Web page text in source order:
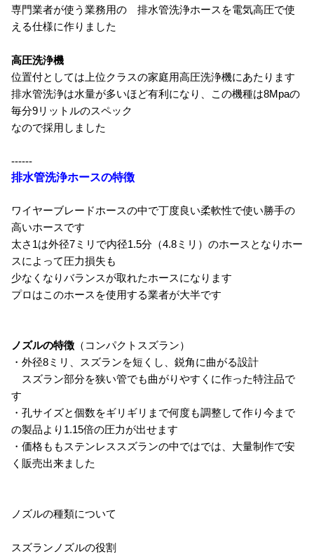
専門業者が使う業務用の 排水管洗浄ホースを電気高圧で使
える仕様に作りました
高圧洗浄機
位置付としては上位クラスの家庭用高圧洗浄機にあたります
排水管洗浄は水量が多いほど有利になり、この機種は8Mpaの
毎分9リットルのスペック
なので採用しました
------
排水管洗浄ホースの特徴
ワイヤーブレードホースの中で丁度良い柔軟性で使い勝手の
高いホースです
太さ1は外径7ミリで内径1.5分（4.8ミリ）のホースとなりホー
スによって圧力損失も
少なくなりバランスが取れたホースになります
プロはこのホースを使用する業者が大半です
ノズルの特徴 （コンパクトスズラン）
・外径8ミリ、スズランを短くし、鋭角に曲がる設計
スズラン部分を狭い管でも曲がりやすくに作った特注品で
す
・孔サイズと個数をギリギリまで何度も調整して作り今まで
の製品より1.15倍の圧力が出せます
・価格ももステンレススズランの中ではでは、大量制作で安
く販売出来ました
ノズルの種類について
スズランノズルの役割